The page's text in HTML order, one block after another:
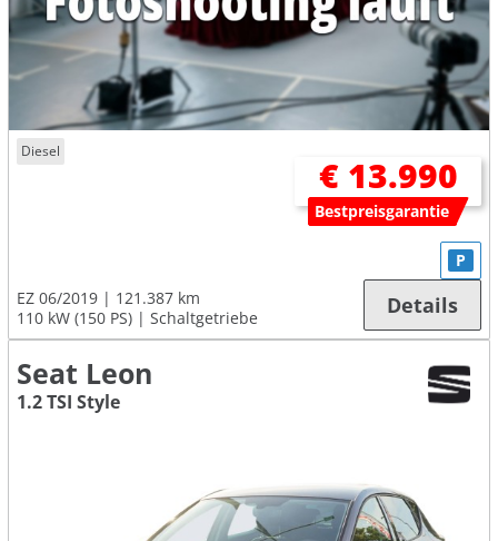
Diesel
€ 13.990
Bestpreisgarantie
EZ 06/2019
121.387 km
110 kW (150 PS)
Schaltgetriebe
P
Details
Seat Leon
1.2 TSI Style